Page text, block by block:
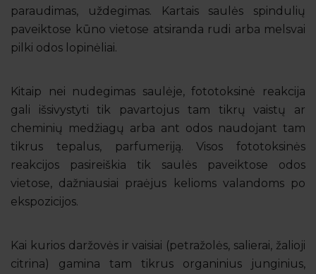
paraudimas, uždegimas. Kartais saulės spindulių
paveiktose kūno vietose atsiranda rudi arba melsvai
pilki odos lopinėliai.
Kitaip nei nudegimas saulėje, fototoksinė reakcija
gali išsivystyti tik pavartojus tam tikrų vaistų ar
cheminių medžiagų arba ant odos naudojant tam
tikrus tepalus, parfumeriją. Visos fototoksinės
reakcijos pasireiškia tik saulės paveiktose odos
vietose, dažniausiai praėjus kelioms valandoms po
ekspozicijos.
Kai kurios daržovės ir vaisiai (petražolės, salierai, žalioji
citrina) gamina tam tikrus organinius junginius,